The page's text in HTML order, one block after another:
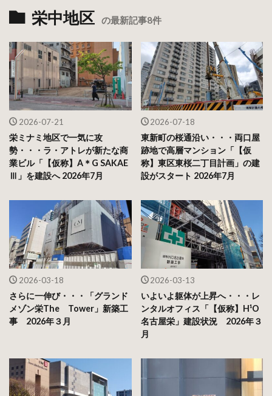
栄中地区 の最新記事8件
2026-07-21
栄ミナミ地区で一気に攻
勢・・・ラ・アトレが新たな商
業ビル「【仮称】A＊G SAKAE
Ⅲ」を建設へ 2026年7月
2026-07-18
東新町の桜通沿い・・・両口屋
跡地で高層マンション「【仮
称】東区東桜二丁目計画」の建
設がスタート 2026年7月
2026-03-18
さらに一伸び・・・「グランド
メゾン栄The Tower」新築工
事 2026年３月
2026-03-13
いよいよ躯体が上昇へ・・・レ
ンタルオフィス「【仮称】H¹O
名古屋栄」建設状況 2026年３
月